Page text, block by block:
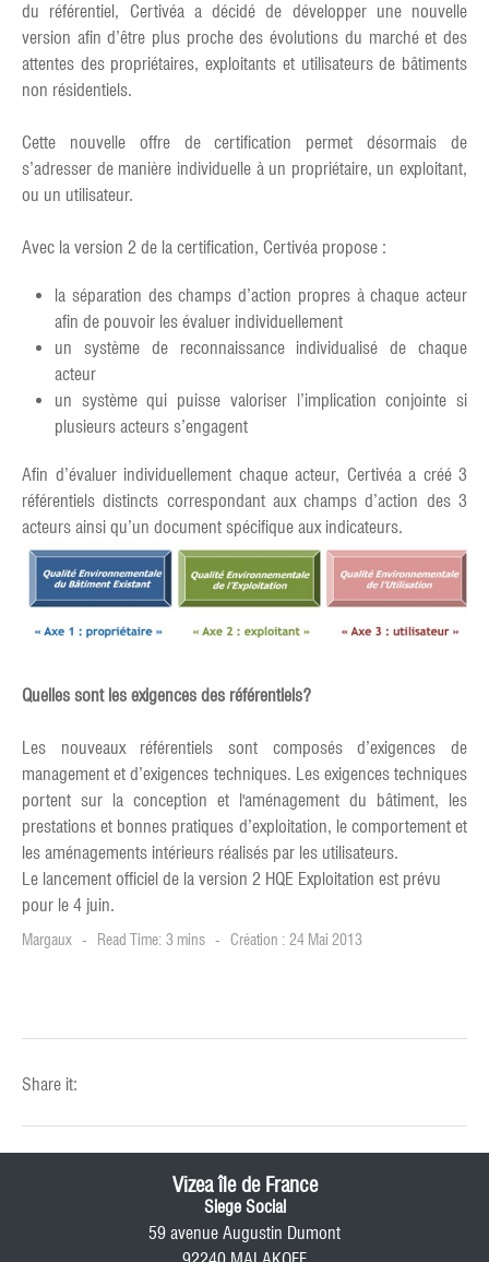
du référentiel, Certivéa a décidé de développer une nouvelle
version afin d’être plus proche des évolutions du marché et des
attentes des propriétaires, exploitants et utilisateurs de bâtiments
non résidentiels.
Cette nouvelle offre de certification permet désormais de
s’adresser de manière individuelle à un propriétaire, un exploitant,
ou un utilisateur.
Avec la version 2 de la certification, Certivéa propose :
la séparation des champs d’action propres à chaque acteur
afin de pouvoir les évaluer individuellement
un système de reconnaissance individualisé de chaque
acteur
un système qui puisse valoriser l’implication conjointe si
plusieurs acteurs s’engagent
Afin d’évaluer individuellement chaque acteur, Certivéa a créé 3
référentiels distincts correspondant aux champs d’action des 3
acteurs ainsi qu’un document spécifique aux indicateurs.
Quelles sont les exigences des référentiels?
Les nouveaux référentiels sont composés d’exigences de
management et d’exigences techniques. Les exigences techniques
portent sur la conception et l'aménagement du bâtiment, les
prestations et bonnes pratiques d’exploitation, le comportement et
les aménagements intérieurs réalisés par les utilisateurs.
Le lancement officiel de la version 2 HQE Exploitation est prévu
pour le 4 juin.
Margaux Read Time: 3 mins Création : 24 Mai 2013
Share it:
Vizea île de France
Siege Social
59 avenue Augustin Dumont